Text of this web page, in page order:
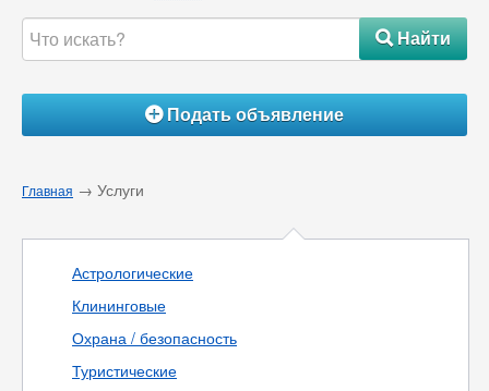
#Найти
ÁПодать объявление
Главная → Услуги
Астрологические
Клининговые
Охрана / безопасность
Туристические